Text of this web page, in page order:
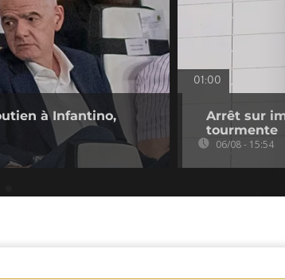
à Infantino,
01:00
Arrêt sur
tourmente
06/08 - 15:54